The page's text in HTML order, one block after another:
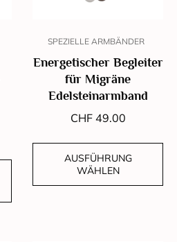
SPEZIELLE ARMBÄNDER
Energetischer Begleiter
für Migräne
Edelsteinarmband
CHF49.00
AUSFÜHRUNG
WÄHLEN